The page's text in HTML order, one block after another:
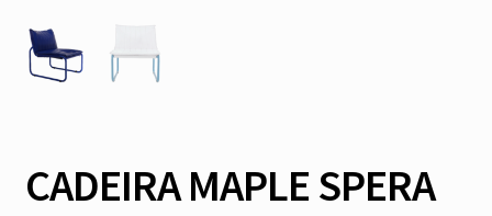
CADEIRA MAPLE SPERA